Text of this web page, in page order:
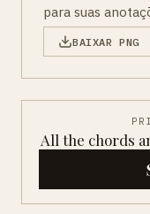
para suas
BAIXAR PNG
All the chords